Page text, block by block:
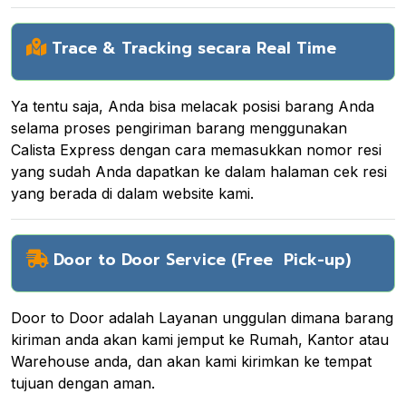
Trace & Tracking secara Real Time
Ya tentu saja, Anda bisa melacak posisi barang Anda
selama proses pengiriman barang menggunakan
Calista Express dengan cara memasukkan nomor resi
yang sudah Anda dapatkan ke dalam halaman cek resi
yang berada di dalam website kami.
Door to Door Service (Free Pick-up)
Door to Door adalah Layanan unggulan dimana barang
kiriman anda akan kami jemput ke Rumah, Kantor atau
Warehouse anda, dan akan kami kirimkan ke tempat
tujuan dengan aman.